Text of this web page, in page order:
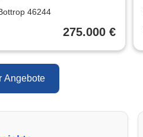
46244
275.000 €
Angebote